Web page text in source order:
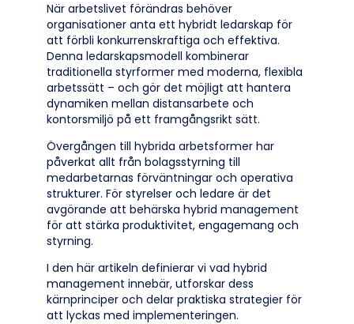
När arbetslivet förändras behöver
organisationer anta ett hybridt ledarskap för
att förbli konkurrenskraftiga och effektiva.
Denna ledarskapsmodell kombinerar
traditionella styrformer med moderna, flexibla
arbetssätt – och gör det möjligt att hantera
dynamiken mellan distansarbete och
kontorsmiljö på ett framgångsrikt sätt.
Övergången till hybrida arbetsformer har
påverkat allt från bolagsstyrning till
medarbetarnas förväntningar och operativa
strukturer. För styrelser och ledare är det
avgörande att behärska hybrid management
för att stärka produktivitet, engagemang och
styrning.
I den här artikeln definierar vi vad hybrid
management innebär, utforskar dess
kärnprinciper och delar praktiska strategier för
att lyckas med implementeringen.